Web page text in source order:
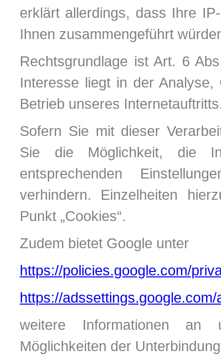
erklärt allerdings, dass Ihre
Ihnen zusammengeführt
Rechtsgrundlage ist Art. 6
Interesse liegt in der
Betrieb unseres
Sofern Sie mit dieser
Sie die Möglichkeit, die
entsprechenden
verhindern. Einzelheiten
Punkt „Cookies“.
Zudem bietet Google unter
https://policies.google.com/
https://
weitere Informationen
Möglichkeiten der